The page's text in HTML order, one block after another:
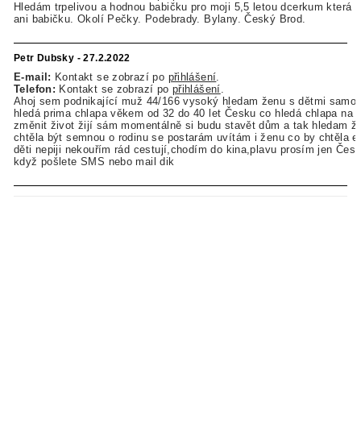
Hledám trpelivou a hodnou babičku pro moji 5,5 letou dcerkum která
ani babičku. Okolí Pečky. Podebrady. Bylany. Český Brod.
Petr Dubsky - 27.2.2022
E-mail: Kontakt se zobrazí po přihlášení
Telefon: Kontakt se zobrazí po přihlášení
Ahoj sem podnikající muž 44/166 vysoký hledam ženu s dětmi samo
hledá prima chlapa věkem od 32 do 40 let Česku co hledá chlapa na
změnit život žijí sám momentálně si budu stavět dům a tak hledam
chtěla být semnou o rodinu se postarám uvítám i ženu co by chtěla
děti nepiji nekouřím rád cestují,chodím do kina,plavu prosím jen
když pošlete SMS nebo mail dik